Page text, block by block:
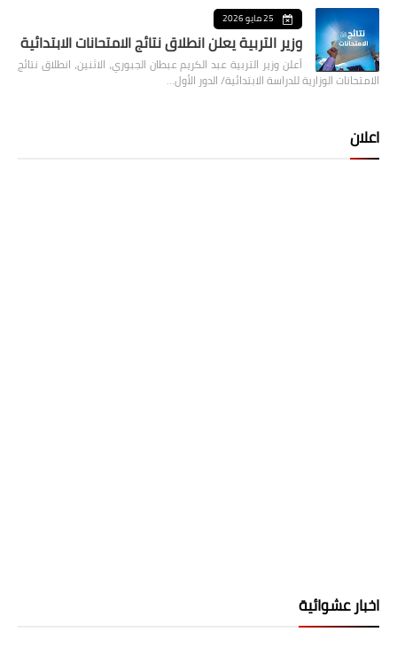
25 مايو 2026
وزير التربية يعلن انطلاق نتائج الامتحانات الابتدائية
أعلن وزير التربية عبد الكريم عبطان الجبوري، الاثنين، انطلاق نتائج
الامتحانات الوزارية للدراسة الابتدائية/ الدور الأول…
اعلان
اخبار عشوائية